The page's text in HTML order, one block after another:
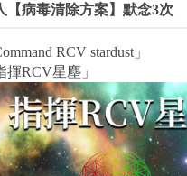
【病毒清除方案】默念3次
RCV stardust」
揮RCV星塵」